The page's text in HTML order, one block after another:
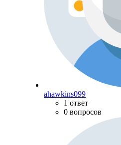
ahawkins099
1 ответ
0 вопросов